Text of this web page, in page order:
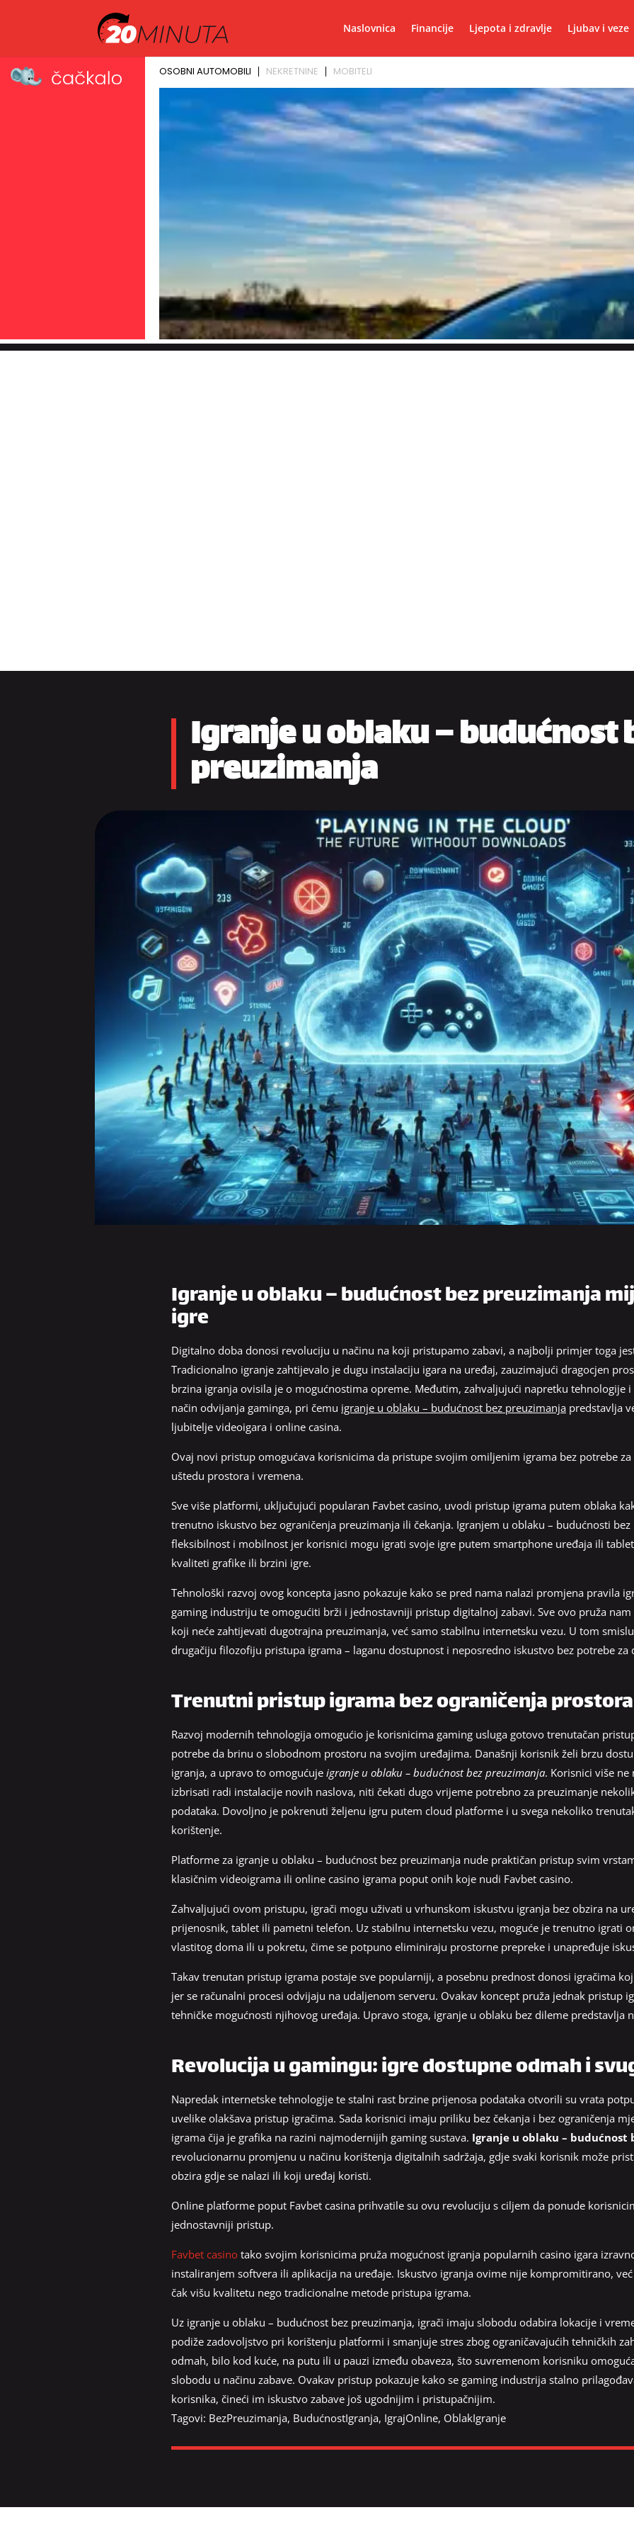
Naslovnica Financije Ljepota i zdravlje Ljubav i veze
Igranje u oblaku – budućnost
preuzimanja
Igranje u oblaku – budućnost bez preuzimanja
igre
Digitalno doba donosi revoluciju u načinu na koji pristupamo zabavi, a najbolji primjer toga
Tradicionalno igranje zahtijevalo je dugu instalaciju igara na uređaj, zauzimajući dragocjen
brzina igranja ovisila je o mogućnostima opreme. Međutim, zahvaljujući napretku tehnologije
način odvijanja gaminga, pri čemu igranje u oblaku – budućnost bez preuzimanja predstavlja
ljubitelje videoigara i online casina.
Ovaj novi pristup omogućava korisnicima da pristupe svojim omiljenim igrama bez potrebe
uštedu prostora i vremena.
Sve više platformi, uključujući popularan Favbet casino, uvodi pristup igrama putem oblaka
trenutno iskustvo bez ograničenja preuzimanja ili čekanja. Igranjem u oblaku – budućnosti
fleksibilnost i mobilnost jer korisnici mogu igrati svoje igre putem smartphone uređaja ili
kvaliteti grafike ili brzini igre.
Tehnološki razvoj ovog koncepta jasno pokazuje kako se pred nama nalazi promjena pravila
gaming industriju te omogućiti brži i jednostavniji pristup digitalnoj zabavi. Sve ovo pruža
koji neće zahtijevati dugotrajna preuzimanja, već samo stabilnu internetsku vezu. U tom
drugačiju filozofiju pristupa igrama – laganu dostupnost i neposredno iskustvo bez potrebe
Trenutni pristup igrama bez ograničenja prostora
Razvoj modernih tehnologija omogućio je korisnicima gaming usluga gotovo trenutačan
potrebe da brinu o slobodnom prostoru na svojim uređajima. Današnji korisnik želi brzu
igranja, a upravo to omogućuje igranje u oblaku – budućnost bez preuzimanja. Korisnici više
izbrisati radi instalacije novih naslova, niti čekati dugo vrijeme potrebno za preuzimanje
podataka. Dovoljno je pokrenuti željenu igru putem cloud platforme i u svega nekoliko
korištenje.
Platforme za igranje u oblaku – budućnost bez preuzimanja nude praktičan pristup svim
klasičnim videoigrama ili online casino igrama poput onih koje nudi Favbet casino.
Zahvaljujući ovom pristupu, igrači mogu uživati u vrhunskom iskustvu igranja bez obzira na
prijenosnik, tablet ili pametni telefon. Uz stabilnu internetsku vezu, moguće je trenutno igrati
vlastitog doma ili u pokretu, čime se potpuno eliminiraju prostorne prepreke i unapređuje
Takav trenutan pristup igrama postaje sve popularniji, a posebnu prednost donosi igračima
jer se računalni procesi odvijaju na udaljenom serveru. Ovakav koncept pruža jednak pristup
tehničke mogućnosti njihovog uređaja. Upravo stoga, igranje u oblaku bez dileme predstavlja
Revolucija u gamingu: igre dostupne odmah i
Napredak internetske tehnologije te stalni rast brzine prijenosa podataka otvorili su vrata
uvelike olakšava pristup igračima. Sada korisnici imaju priliku bez čekanja i bez ograničenja
igrama čija je grafika na razini najmodernijih gaming sustava. Igranje u oblaku – budućnost
revolucionarnu promjenu u načinu korištenja digitalnih sadržaja, gdje svaki korisnik može
obzira gdje se nalazi ili koji uređaj koristi.
Online platforme poput Favbet casina prihvatile su ovu revoluciju s ciljem da ponude
jednostavniji pristup.
Favbet casino tako svojim korisnicima pruža mogućnost igranja popularnih casino igara
instaliranjem softvera ili aplikacija na uređaje. Iskustvo igranja ovime nije kompromitirano,
čak višu kvalitetu nego tradicionalne metode pristupa igrama.
Uz igranje u oblaku – budućnost bez preuzimanja, igrači imaju slobodu odabira lokacije i
podiže zadovoljstvo pri korištenju platformi i smanjuje stres zbog ograničavajućih tehničkih
odmah, bilo kod kuće, na putu ili u pauzi između obaveza, što suvremenom korisniku
slobodu u načinu zabave. Ovakav pristup pokazuje kako se gaming industrija stalno
korisnika, čineći im iskustvo zabave još ugodnijim i pristupačnijim.
Tagovi: BezPreuzimanja, BudućnostIgranja, IgrajOnline, OblakIgranje